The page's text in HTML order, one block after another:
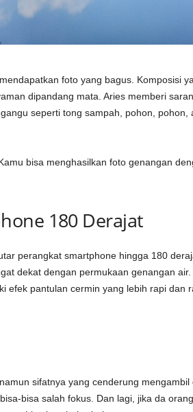
foto yang bagus. Komposisi
dipandang mata. Aries memberi
seperti tong sampah, pohon, pohon,
bisa menghasilkan foto genangan
180 Derajat
perangkat smartphone hingga 180
dekat dengan permukaan genangan air.
efek pantulan cermin yang lebih rapi dan
sifatnya yang cenderung mengambil
bisa salah fokus. Dan lagi, jika da